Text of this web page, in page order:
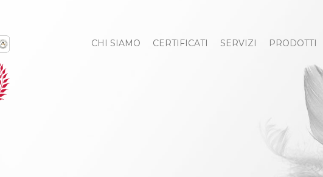
CHI SIAMO CERTIFICATI SERVIZI PRODOTTI